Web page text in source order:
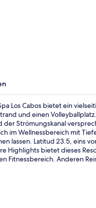
Los Cabos bietet ein
und einen
der Strömungskanal
im Wellnessbereich mit
lassen. Latitud 23.5, eins
Highlights bietet dieses
Fitnessbereich. Anderen